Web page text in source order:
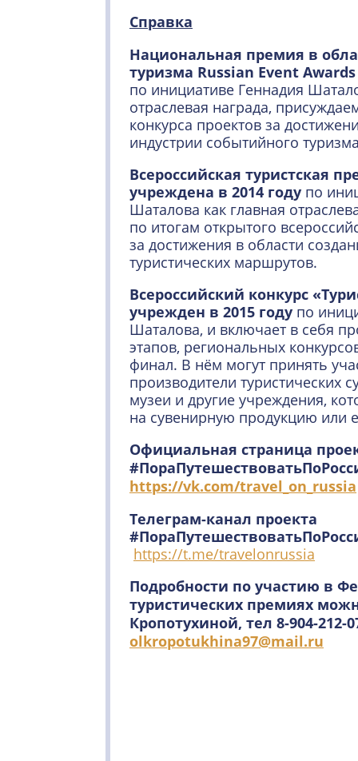
Справка
Национальная премия в
туризма Russian Event Awards
по инициативе Геннадия
отраслевая награда,
конкурса проектов за
индустрии событийного
Всероссийская туристская
учреждена в 2014 году по
Шаталова как главная
по итогам открытого
за достижения в области
туристических маршрутов.
Всероссийский конкурс
учрежден в 2015 году по
Шаталова, и включает в себя
этапов, региональных
финал. В нём могут принять
производители туристических
музеи и другие учреждения,
на сувенирную продукцию или
Официальная страница
https://vk.com/travel_on_russia
Телеграм-канал проекта
https://t.me/travelonrussia
Подробности по участию в
туристических премиях
Кропотухиной, тел 8-904-212-
olkropotukhina97@mail.ru